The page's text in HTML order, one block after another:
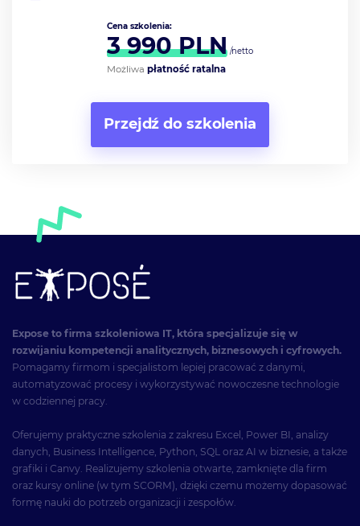
Cena szkolenia:
3 990PLN /netto
Możliwa płatność ratalna
Przejdź do szkolenia
Expose to firma szkoleniowa IT, która specjalizuje się w
rozwijaniu kompetencji analitycznych, biznesowych i cyfrowych.
Pomagamy firmom i specjalistom lepiej pracować z danymi,
automatyzować procesy i wykorzystywać nowoczesne technologie
w codziennej pracy.
Oferujemy praktyczne szkolenia z zakresu Excel, Power BI, analizy
danych, Business Intelligence, Python, SQL oraz AI w biznesie, a także
grafiki i Canvy. Realizujemy szkolenia otwarte, zamknięte dla firm
oraz kursy online (w tym SCORM), dzięki czemu możemy dopasować
formę nauki do potrzeb organizacji i zespołów.